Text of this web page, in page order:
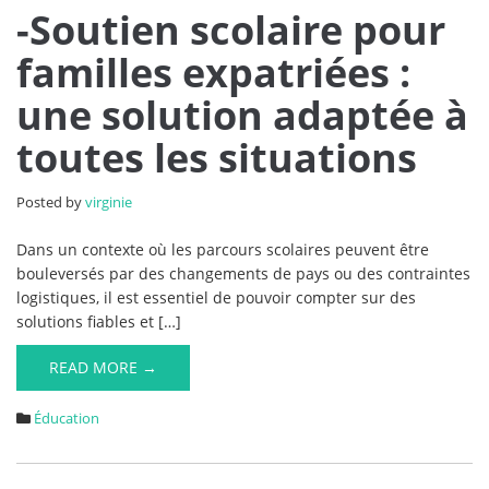
Soutien
scolaire
pour
familles
expatriées
:
une
les
situations
-Soutien scolaire pour
familles expatriées :
une solution adaptée à
toutes les situations
Posted byvirginie
Dans un contexte où les parcours scolaires peuvent être
bouleversés par des changements de pays ou des contraintes
logistiques, il est essentiel de pouvoir compter sur des
solutions fiables et […]
READ MORE →
Éducation